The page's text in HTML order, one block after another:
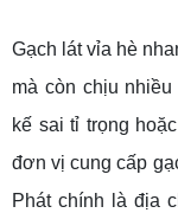
Gạch lát vỉa hè
mà còn chịu
kế sai tỉ trọng
đơn vị cung cấp
Phát chính là địa